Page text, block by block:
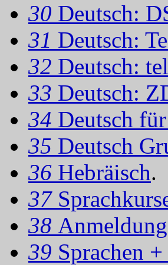
30 Deutsch:
31 Deutsch:
32 Deutsch:
33 Deutsch:
34 Deutsch
35 Deutsch
36 Hebräisch.
37
38
39 Sprachen